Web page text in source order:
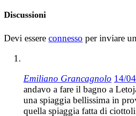
Discussioni
Devi essere connesso per inviare
Emiliano Grancagnolo 14/
andavo a fare il bagno a
una spiaggia bellissima in
quella spiaggia fatta di